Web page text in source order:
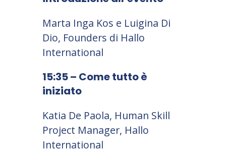
Marta Inga Kos e Luigina Di
Dio, Founders di Hallo
International
15:35 – Come tutto è
iniziato
Katia De Paola, Human Skill
Project Manager, Hallo
International